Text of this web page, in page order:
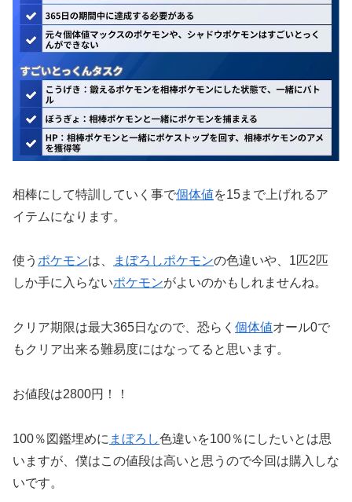
相棒にして特訓していく事で個体値を15まで上げれるア
イテムになります。
使う ポケモンは、 まぼろしポケモンの色違いや、1匹2匹
しか手に入らないポケモンがよいのかもしれませんね。
クリア期限は最大365日なので、恐らく 個体値オール0で
もクリア出来る難易度にはなってると思います。
お値段は2800円！！
100％図鑑埋めに まぼろし色違いを100％にしたいとは思
いますが、僕はこの値段は高いと思うので今回は購入しな
いです。